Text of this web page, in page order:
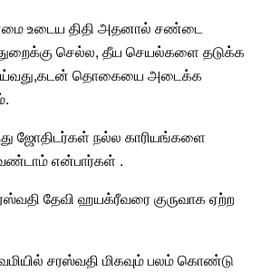
உடைய திதி அதனால் சண்டை
செல்ல, தீய செயல்களை தடுக்க
தொகையை அடைக்க
ஜோதிடர்கள் நல்ல காரியங்களை
என்பார்கள் .
தேவி ஹயக்ரீவரை குருவாக ஏற்ற
சரஸ்வதி மிகவும் பலம் கொண்டு